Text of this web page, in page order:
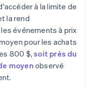
à la limite de
la rend
événements à prix
pour les achats
800 $,soit près du
moyen observé